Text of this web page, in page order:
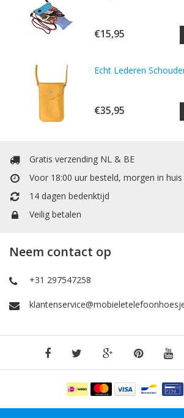
€15,95
Echt Lederen
€35,95
Gratis verzending NL & BE
Voor 18:00 uur besteld, morgen in huis
14 dagen bedenktijd
Veilig betalen
Neem contact op
+31 297547258